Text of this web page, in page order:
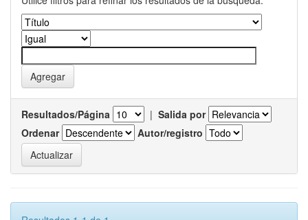
Resultados/Página | Salida por
Ordenar
Autor/registro